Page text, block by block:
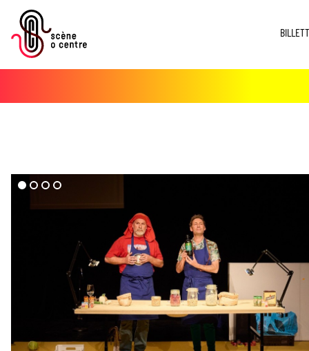
dd($imgs->media)